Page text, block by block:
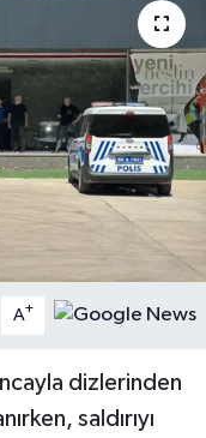
A+
dizlerinden
saldırıyı